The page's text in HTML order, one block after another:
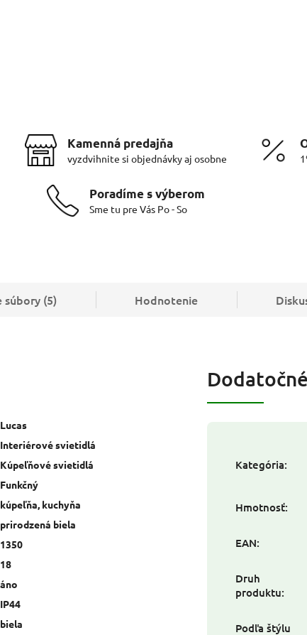
Kamenná predajňa
vyzdvihnite si objednávky aj osobne
Poradíme s výberom
Sme tu pre Vás Po - So
súbory (5) Hodnotenie
Lucas
Interiérové svietidlá
Kúpeľňové svietidlá
Funkčný
kúpeľňa, kuchyňa
prirodzená biela
1350
18
áno
IP44
biela
Kategória:
Hmotnosť:
EAN:
Druh
produktu:
Podľa štýlu